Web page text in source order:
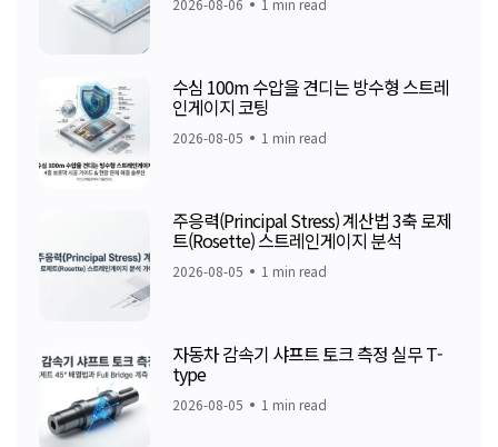
수심 100m 수압을 견디는 방수형 스트레
인게이지 코팅
2026-08-05 1 min read
주응력(Principal Stress) 계산법 3축 로제
트(Rosette) 스트레인게이지 분석
2026-08-05 1 min read
자동차 감속기 샤프트 토크 측정 실무 T-
type
2026-08-05 1 min read